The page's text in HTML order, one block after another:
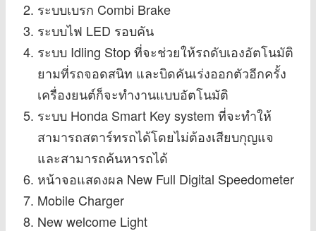
ระบบเบรก Combi Brake
ระบบไฟ LED รอบคัน
ระบบ Idling Stop ที่จะช่วยให้รถดับเองอัตโนมัติ
ยามที่รถจอดสนิท และบิดคันเร่งออกตัวอีกครั้ง
เครื่องยนต์ก็จะทำงานแบบอัตโนมัติ
ระบบ Honda Smart Key system ที่จะทำให้
สามารถสตาร์ทรถได้โดยไม่ต้องเสียบกุญแจ
และสามารถค้นหารถได้
หน้าจอแสดงผล New Full Digital Speedometer
Mobile Charger
New welcome Light